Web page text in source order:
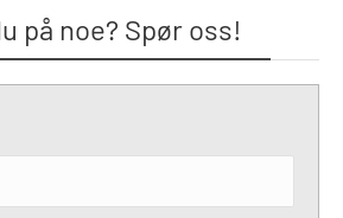
på noe? Spør oss!